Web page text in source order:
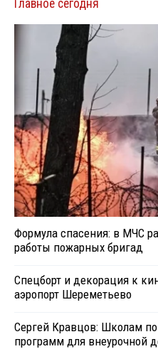
Главное сегодня
Формула спасения: в МЧС
работы пожарных бригад
Спецборт и декорация к
аэропорт Шереметьево
Сергей Кравцов: Школам
программ для внеурочной